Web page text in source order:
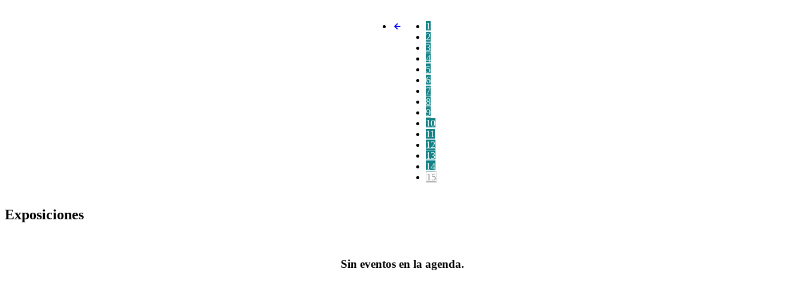
1
2
3
4
5
6
7
8
9
10
11
12
13
14
15
Exposiciones
Sin eventos en la agenda.